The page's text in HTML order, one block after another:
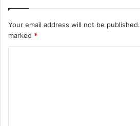
Your email address will not be published.
marked *